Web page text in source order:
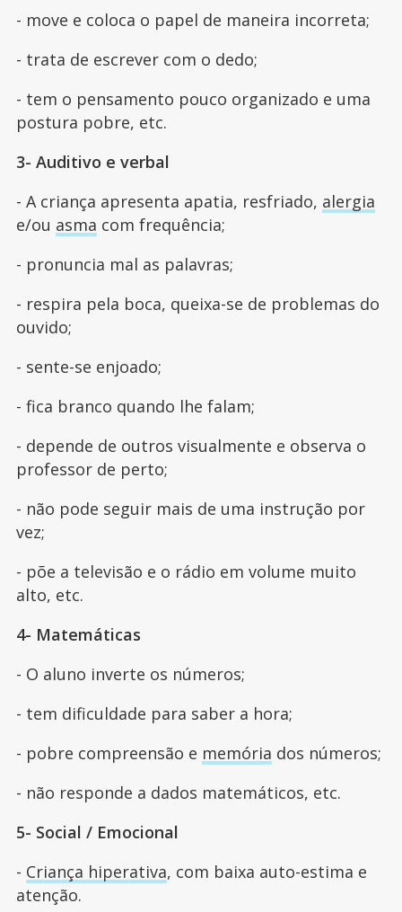
- move e coloca o papel de maneira incorreta;
- trata de escrever com o dedo;
- tem o pensamento pouco organizado e uma
postura pobre, etc.
3- Auditivo e verbal
- A criança apresenta apatia, resfriado, alergia
e/ou asma com frequência;
- pronuncia mal as palavras;
- respira pela boca, queixa-se de problemas do
ouvido;
- sente-se enjoado;
- fica branco quando lhe falam;
- depende de outros visualmente e observa o
professor de perto;
- não pode seguir mais de uma instrução por
vez;
- põe a televisão e o rádio em volume muito
alto, etc.
4- Matemáticas
- O aluno inverte os números;
- tem dificuldade para saber a hora;
- pobre compreensão e memória dos números;
- não responde a dados matemáticos, etc.
5- Social / Emocional
- Criança hiperativa, com baixa auto-estima e
atenção.